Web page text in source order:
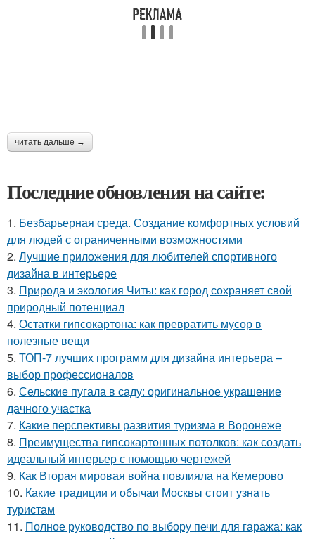
читать дальше →
Последние обновления на сайте:
1. Безбарьерная среда. Создание комфортных условий
для людей с ограниченными возможностями
2. Лучшие приложения для любителей спортивного
дизайна в интерьере
3. Природа и экология Читы: как город сохраняет свой
природный потенциал
4. Остатки гипсокартона: как превратить мусор в
полезные вещи
5. ТОП-7 лучших программ для дизайна интерьера –
выбор профессионалов
6. Сельские пугала в саду: оригинальное украшение
дачного участка
7. Какие перспективы развития туризма в Воронеже
8. Преимущества гипсокартонных потолков: как создать
идеальный интерьер с помощью чертежей
9. Как Вторая мировая война повлияла на Кемерово
10. Какие традиции и обычаи Москвы стоит узнать
туристам
11. Полное руководство по выбору печи для гаража: как